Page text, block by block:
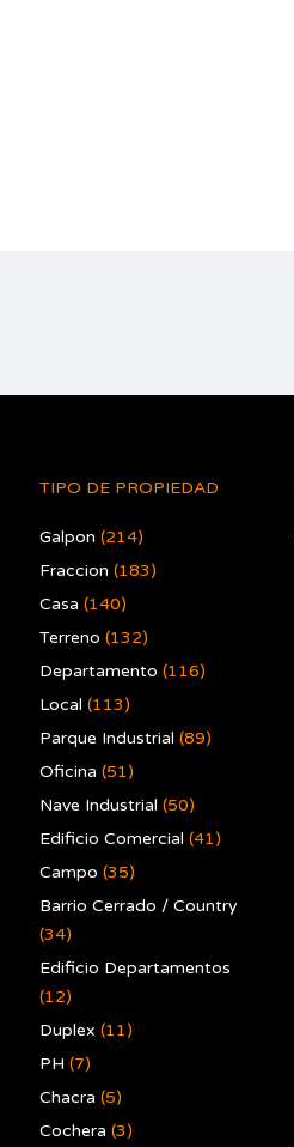
TIPO DE PROPIEDAD
Galpon (214)
Fraccion (183)
Casa (140)
Terreno (132)
Departamento (116)
Local (113)
Parque Industrial (89)
Oficina (51)
Nave Industrial (50)
Edificio Comercial (41)
Campo (35)
Barrio Cerrado / Country
(34)
Edificio Departamentos
(12)
Duplex (11)
PH (7)
Chacra (5)
Cochera (3)